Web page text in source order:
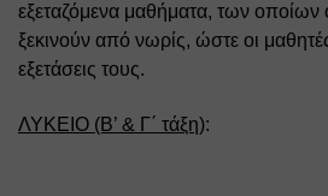
εξεταζόμενα μαθήματα, των οποίων
ξεκινούν από νωρίς, ώστε οι μαθητές
εξετάσεις τους.
ΛΥΚΕΙΟ (Β’ & Γ΄ τάξη):